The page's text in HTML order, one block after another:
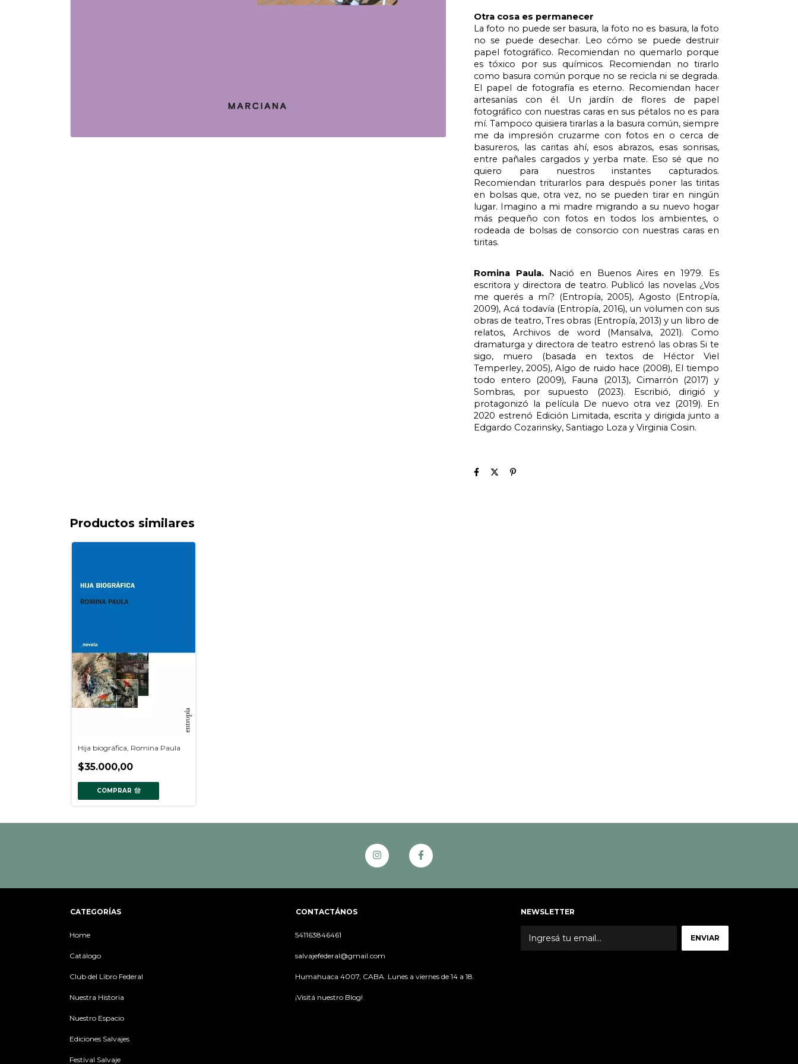
Otra cosa es permanecer
La foto no puede ser basura, la foto no es basura, la foto
no se puede desechar. Leo cómo se puede destruir
papel fotográfico. Recomiendan no quemarlo porque
es tóxico por sus químicos. Recomiendan no tirarlo
como basura común porque no se recicla ni se degrada.
El papel de fotografía es eterno. Recomiendan hacer
artesanías con él. Un jardín de flores de papel
fotográfico con nuestras caras en sus pétalos no es para
mí. Tampoco quisiera tirarlas a la basura común, siempre
me da impresión cruzarme con fotos en o cerca de
basureros, las caritas ahí, esos abrazos, esas sonrisas,
entre pañales cargados y yerba mate. Eso sé que no
quiero para nuestros instantes capturados.
Recomiendan triturarlos para después poner las tiritas
en bolsas que, otra vez, no se pueden tirar en ningún
lugar. Imagino a mi madre migrando a su nuevo hogar
más pequeño con fotos en todos los ambientes, o
rodeada de bolsas de consorcio con nuestras caras en
tiritas.
Romina Paula. Nació en Buenos Aires en 1979. Es
escritora y directora de teatro. Publicó las novelas ¿Vos
me querés a mí? (Entropía, 2005), Agosto (Entropía,
2009), Acá todavía (Entropía, 2016), un volumen con sus
obras de teatro, Tres obras (Entropía, 2013) y un libro de
relatos, Archivos de word (Mansalva, 2021). Como
dramaturga y directora de teatro estrenó las obras Si te
sigo, muero (basada en textos de Héctor Viel
Temperley, 2005), Algo de ruido hace (2008), El tiempo
todo entero (2009), Fauna (2013), Cimarrón (2017) y
Sombras, por supuesto (2023). Escribió, dirigió y
protagonizó la película De nuevo otra vez (2019). En
2020 estrenó Edición Limitada, escrita y dirigida junto a
Edgardo Cozarinsky, Santiago Loza y Virginia Cosin.
Productos similares
Hija biográfica, Romina Paula
$35.000,00
COMPRAR
CATEGORÍAS
Home
Catálogo
Club del Libro Federal
Nuestra Historia
Nuestro Espacio
Ediciones Salvajes
Festival Salvaje
CONTACTÁNOS
541163846461
salvajefederal@gmail.com
Humahuaca 4007, CABA. Lunes a viernes de 14 a 18.
¡Visitá nuestro Blog!
NEWSLETTER